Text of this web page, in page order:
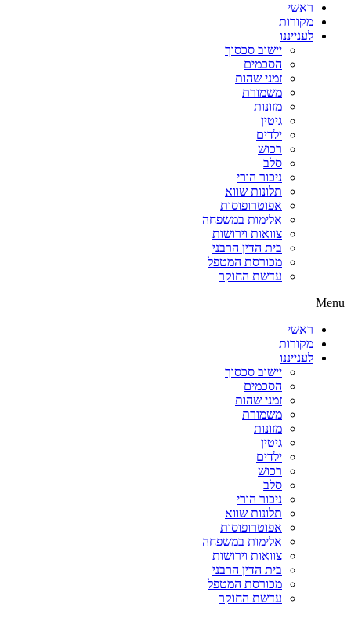
ראשי
מקורות
לענייננו
יישוב סכסוך
הסכמים
זמני שהות
משמורת
מזונות
גיטין
ילדים
רכוש
סלב
ניכור הורי
תלונות שווא
אפוטרופוסות
אלימות במשפחה
צוואות וירושות
בית הדין הרבני
מכורסת המטפל
עדשת החוקר
Menu
ראשי
מקורות
לענייננו
יישוב סכסוך
הסכמים
זמני שהות
משמורת
מזונות
גיטין
ילדים
רכוש
סלב
ניכור הורי
תלונות שווא
אפוטרופוסות
אלימות במשפחה
צוואות וירושות
בית הדין הרבני
מכורסת המטפל
עדשת החוקר